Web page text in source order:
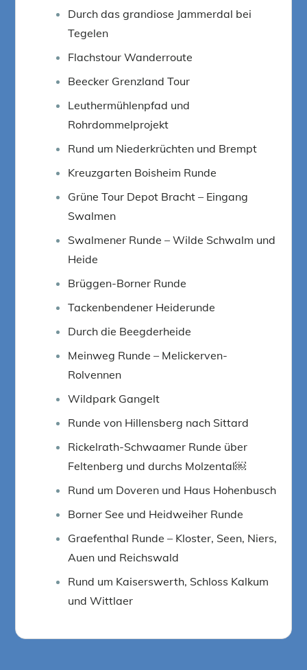
Durch das grandiose Jammerdal bei
Tegelen
Flachstour Wanderroute
Beecker Grenzland Tour
Leuthermühlenpfad und
Rohrdommelprojekt
Rund um Niederkrüchten und Brempt
Kreuzgarten Boisheim Runde
Grüne Tour Depot Bracht – Eingang
Swalmen
Swalmener Runde – Wilde Schwalm und
Heide
Brüggen-Borner Runde
Tackenbendener Heiderunde
Durch die Beegderheide
Meinweg Runde – Melickerven-
Rolvennen
Wildpark Gangelt
Runde von Hillensberg nach Sittard
Rickelrath-Schwaamer Runde über
Feltenberg und durchs Molzental￼
Rund um Doveren und Haus Hohenbusch
Borner See und Heidweiher Runde
Graefenthal Runde – Kloster, Seen, Niers,
Auen und Reichswald
Rund um Kaiserswerth, Schloss Kalkum
und Wittlaer